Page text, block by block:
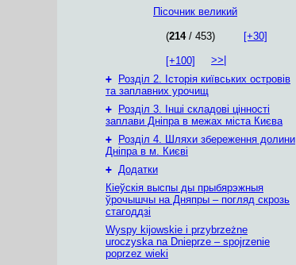
Пісочник великий
(214/ 453) [+30]
[+100]
>>|
+
Розділ 2. Історія київських островів
та заплавних урочищ
+
Розділ 3. Інші складові цінності
заплави Дніпра в межах міста Києва
+
Розділ 4. Шляхи збереження долини
Дніпра в м. Києві
+ Додатки
Кіеўскія выспы ды прыбярэжныя
ўрочышчы на Дняпры – погляд скрозь
стагоддзі
Wyspy kijowskie i przybrzeżne
uroczyska na Dnieprze – spojrzenie
poprzez wieki